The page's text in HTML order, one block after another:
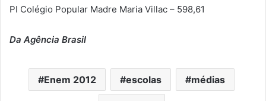
PI Colégio Popular Madre Maria Villac – 598,61
Da Agência Brasil
Enem 2012 escolas médias